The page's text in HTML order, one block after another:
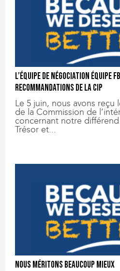
L’équipe de négociation équipe
recommandations de la CIP
Le 5 juin, nous avons reçu
de la Commission de
concernant notre
Trésor et...
Nous méritons beaucoup mieux